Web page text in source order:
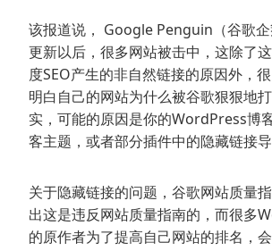
该报道说， Google Penguin（谷歌
更新以后，很多网站被击中，这除了
度SEO产生的非自然链接的原因外，
明白自己的网站为什么被谷歌狠狠地
实，可能的原因是你的WordPress博
客主题，或者部分插件中的隐藏链接导
关于隐藏链接的问题，谷歌网站质量
出这是违反网站质量指南的，而很多
的原作者为了提高自己网站的排名，